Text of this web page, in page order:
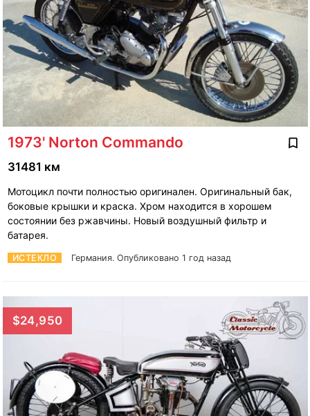
1973' Norton Commando
ИСТЕКЛО Германия. Опубликовано 1 год назад
31481 км
Мотоцикл почти полностью оригинален. Оригинальный бак,
боковые крышки и краска. Хром находится в хорошем
состоянии без ржавчины. Новый воздушный фильтр и
батарея.
$24,950